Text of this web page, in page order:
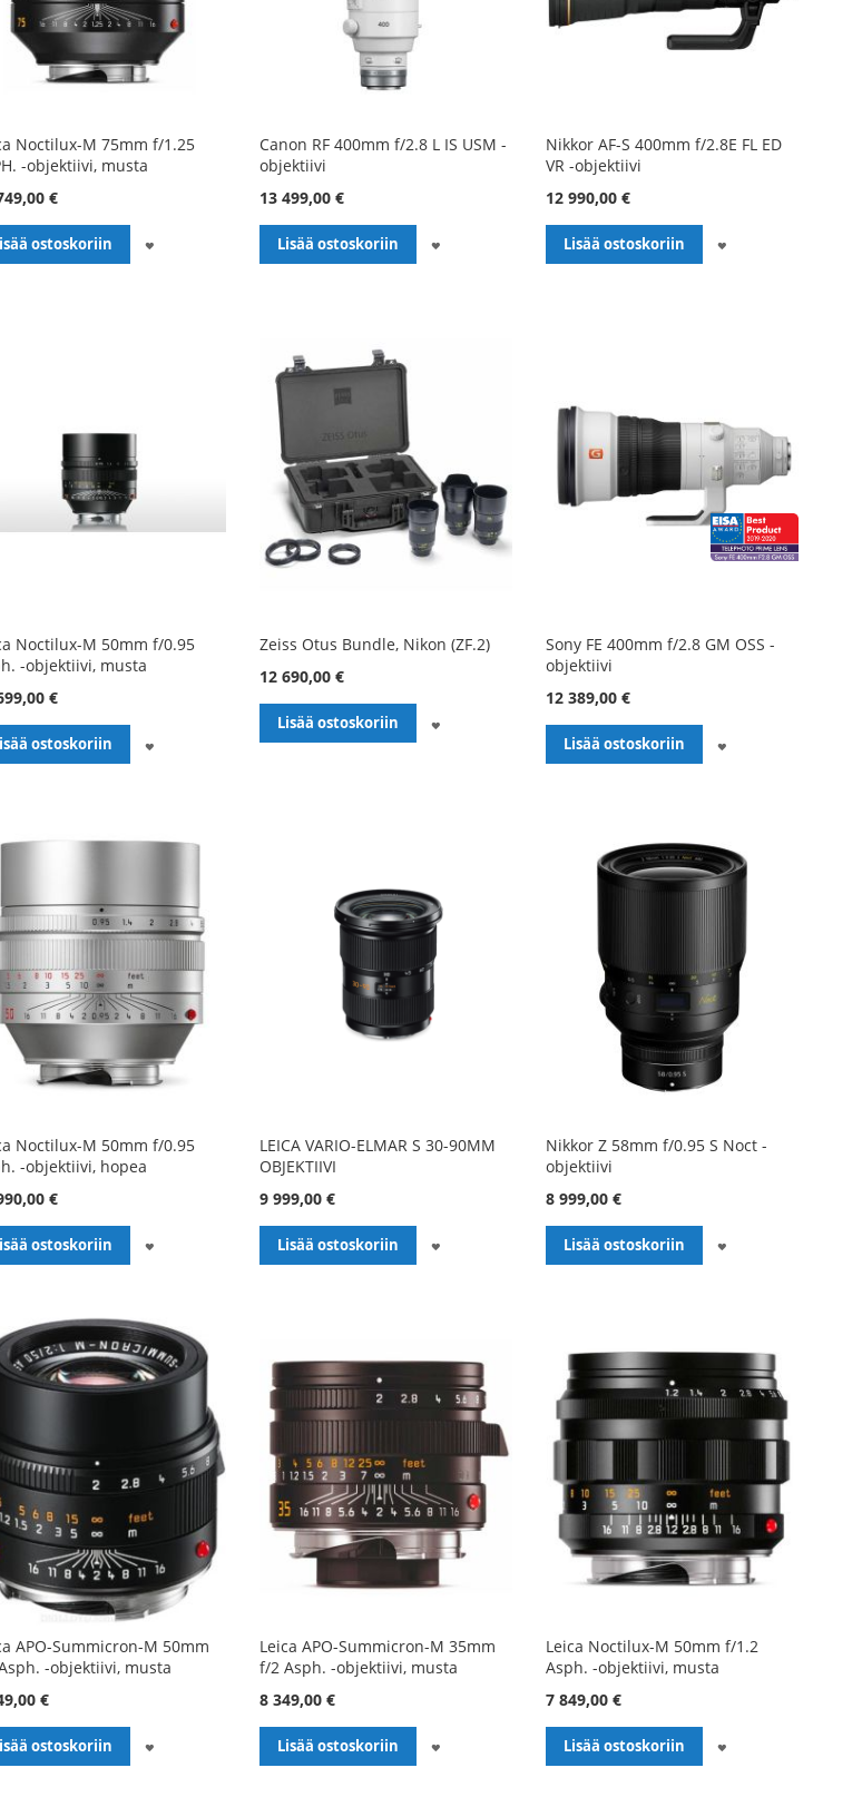
Noctilux-M 75mm f/1.25
-objektiivi, musta
€
ostoskoriin
Canon RF 400mm f/2.8 L IS USM -
objektiivi
13 499,00 €
Lisää ostoskoriin
Nikkor AF-S 400mm f/2.8E FL ED
VR -objektiivi
12 990,00 €
Lisää ostoskoriin
Noctilux-M 50mm f/0.95
-objektiivi, musta
€
ostoskoriin
Zeiss Otus Bundle, Nikon (ZF.2)
12 690,00 €
Lisää ostoskoriin
TOIVELISTALLE
Sony FE 400mm f/2.8 GM OSS -
objektiivi
12 389,00 €
Lisää ostoskoriin
Noctilux-M 50mm f/0.95
-objektiivi, hopea
€
ostoskoriin
LEICA VARIO-ELMAR S 30-90MM
OBJEKTIIVI
9 999,00 €
Lisää ostoskoriin
Nikkor Z 58mm f/0.95 S Noct -
objektiivi
8 999,00 €
Lisää ostoskoriin
APO-Summicron-M 50mm
-objektiivi, musta
€
ostoskoriin
Leica APO-Summicron-M 35mm
f/2 Asph. -objektiivi, musta
8 349,00 €
Lisää ostoskoriin
Leica Noctilux-M 50mm f/1.2
Asph. -objektiivi, musta
7 849,00 €
Lisää ostoskoriin